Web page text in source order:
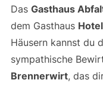
Das Gasthaus
dem Gasthaus
Häusern kannst du
sympathische
Brennerwirt, das